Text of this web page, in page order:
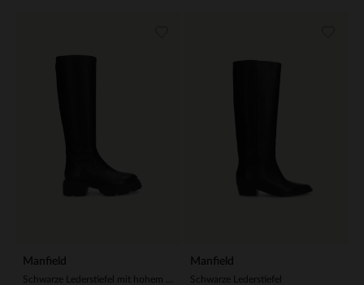
Manfield Manfield
Schwarze Lederstiefel